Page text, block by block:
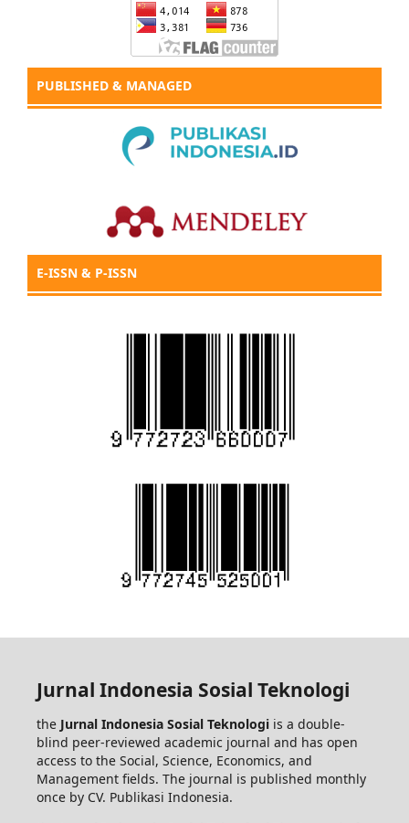
PUBLISHED & MANAGED
E-ISSN & P-ISSN
Jurnal Indonesia Sosial Teknologi
the Jurnal Indonesia Sosial Teknologi is a double-
blind peer-reviewed academic journal and has open
access to the Social, Science, Economics, and
Management fields. The journal is published monthly
once by CV. Publikasi Indonesia.